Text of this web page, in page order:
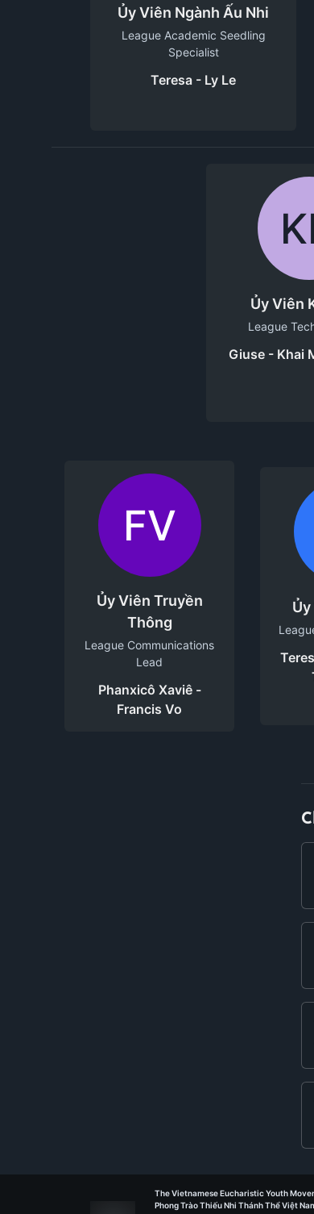
Ủy Viên Ngành Ấu Nhi
League Academic Seedling
Specialist
Teresa - Ly Le
Ủy Viên
League
Giuse - Khai
FV
Ủy Viên Truyền
Thông
League Communications
Lead
Phanxicô Xaviê -
Francis Vo
The Vietnamese Eucharistic Youth
Phong Trào Thiếu Nhi Thánh Thể Việt